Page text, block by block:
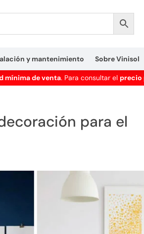
y mantenimiento Sobre Vinisol
mínima de venta. Para consultar el precio
para el